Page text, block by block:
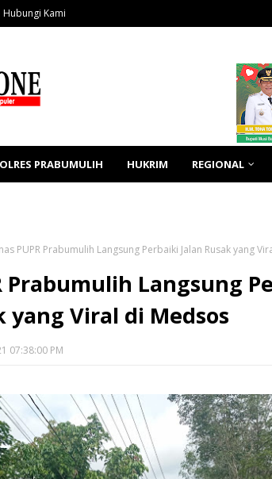
Hubungi Kami
PRABUMULIH HUKRIM REGIONAL
PUPR Prabumulih Langsung Perbaiki Jalan Rusak yang
Prabumulih Langsung
yang Viral di Medsos
07:38:00 PM